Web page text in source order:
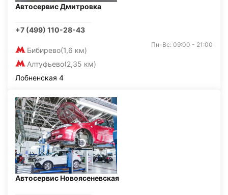
Автосервис Дмитровка
+7 (499) 110-28-43
Бибирево(1,6 км)
Алтуфьево(2,35 км)
Пн-Вс: 09:00 - 21:00
Лобненская 4
Автосервис Новоясеневская